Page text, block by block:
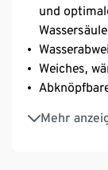
und
Weiches,
Mehr
Verdeckter